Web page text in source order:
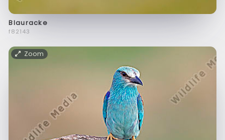
Blauracke
f82143
Zoom